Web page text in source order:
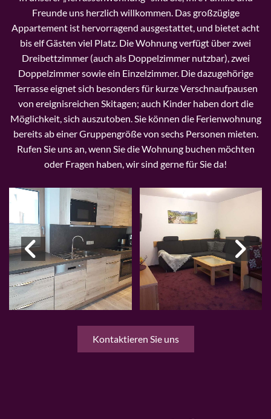
Freunde uns herzlich willkommen. Das großzügige
Appartement ist hervorragend ausgestattet, und bietet acht
bis elf Gästen viel Platz. Die Wohnung verfügt über zwei
Dreibettzimmer (auch als Doppelzimmer nutzbar), zwei
Doppelzimmer sowie ein Einzelzimmer. Die dazugehörige
Terrasse eignet sich besonders für kurze Verschnaufpausen
von ereignisreichen Skitagen; auch Kinder haben dort die
Möglichkeit, sich auszutoben. Sie können die Ferienwohnung
bereits ab einer Gruppengröße von sechs Personen mieten.
Rufen Sie uns an, wenn Sie die Wohnung buchen möchten
oder Fragen haben, wir sind gerne für Sie da!
Kontaktieren Sie uns